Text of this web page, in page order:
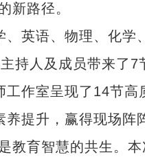
新路径。
语、物理、化学
持人及成员带来了
作室呈现了14节高
提升，赢得现场阵
育智慧的共生。本